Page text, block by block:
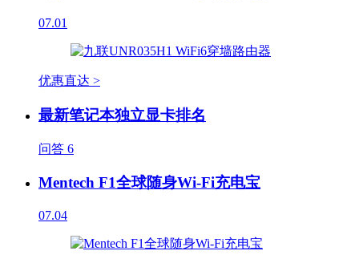
07.01
优惠直达 >
最新笔记本独立显卡排名
问答 6
Mentech F1全球随身Wi-Fi充电宝
07.04